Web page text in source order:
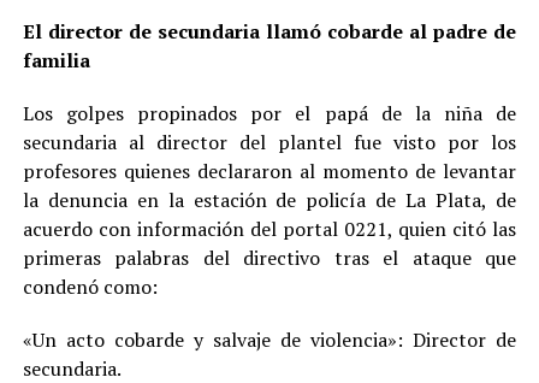
El director de secundaria llamó cobarde al padre de
familia
Los golpes propinados por el papá de la niña de
secundaria al director del plantel fue visto por los
profesores quienes declararon al momento de levantar
la denuncia en la estación de policía de La Plata, de
acuerdo con información del portal 0221, quien citó las
primeras palabras del directivo tras el ataque que
condenó como:
«Un acto cobarde y salvaje de violencia»: Director de
secundaria.